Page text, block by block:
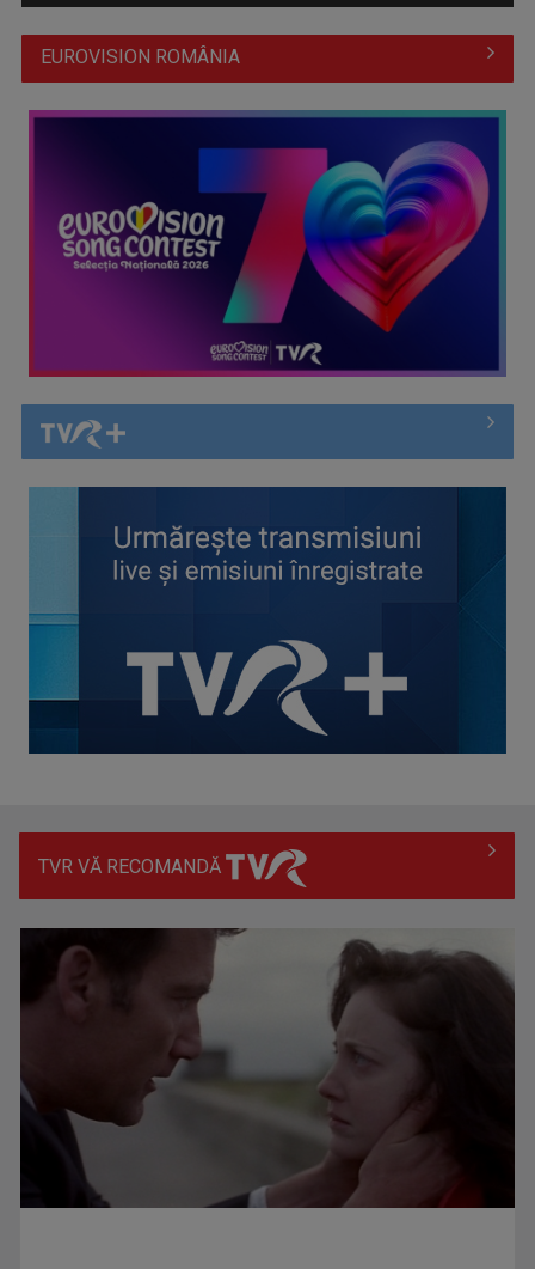
2026
Pe 4 martie, la TVR, aflăm reprezentantul României la
"Obiectiv comun": Fabricat în Moldova 2026
"Punctul pe AZI": Maia Sandu, în Polonia și la Consiliul
EUROVISION ROMÂNIA
TVR VĂ RECOMANDĂ